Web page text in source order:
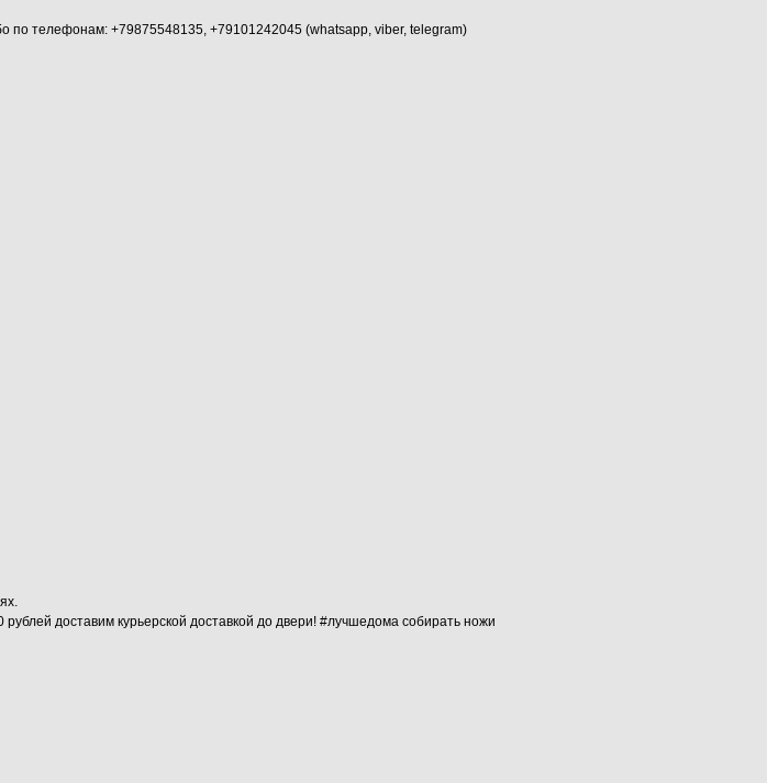
по телефонам: +79875548135, +79101242045 (whatsapp, viber, telegram)
доставим курьерской доставкой до двери! #лучшедома собирать ножи